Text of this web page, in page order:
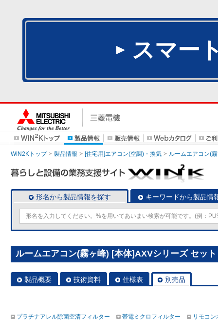
スマー
WIN2Kトップ 製品情報 [住宅用]エアコン(空調)・換気 ルームエアコン(
形名から製品情報を探す キーワードから製品情
ルームエアコン(霧ヶ峰) [本体]AXVシリーズ セッ
製品概要 技術資料 仕様表 別売品
プラチナアレル除菌空清フィルター 帯電ミクロフィルター
リモコン